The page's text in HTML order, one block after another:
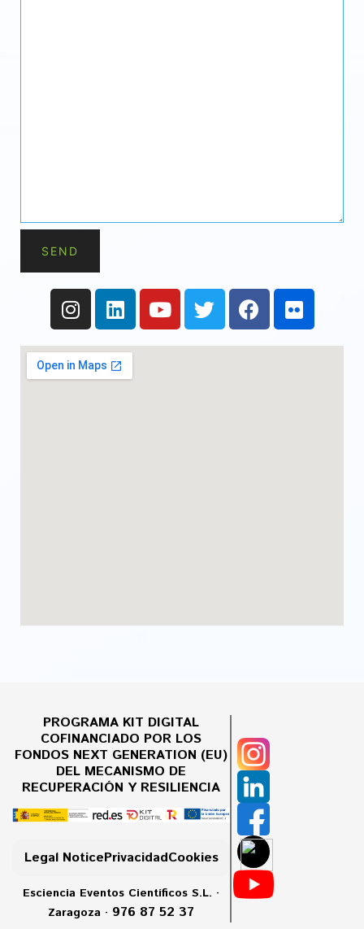
PROGRAMA KIT DIGITAL
COFINANCIADO POR LOS
FONDOS NEXT GENERATION (EU)
DEL MECANISMO DE
RECUPERACIÓN Y RESILIENCIA
Legal NoticePrivacidadCookies
Esciencia Eventos Científicos S.L. ·
Zaragoza · 976 87 52 37